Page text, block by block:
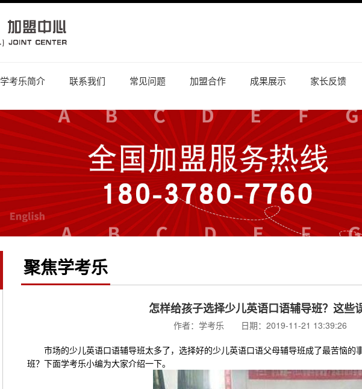
学考乐简介 联系我们 常见问题 加盟合作 成果展示 家长反馈
聚焦学考乐
怎样给孩子选择少儿英语口语辅导班？这些
作者：学考乐 日期：2019-11-21 13:39:26
市场的少儿英语口语辅导班太多了，选择好的少儿英语口语父母辅导班成了最苦恼的
班？下面学考乐小编为大家介绍一下。